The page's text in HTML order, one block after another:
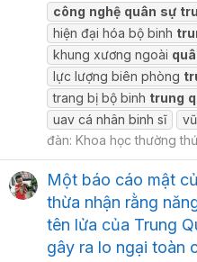
công nghệ quân sự
hiện đại hóa bộ binh
khung xương ngoài
lực lượng biên phòng
trang bị bộ binh trung
uav cá nhân binh sĩ
đàn: Khoa học thường
Một báo cáo mật
thừa nhận rằng
tên lửa của Trung
gây ra lo ngại toàn